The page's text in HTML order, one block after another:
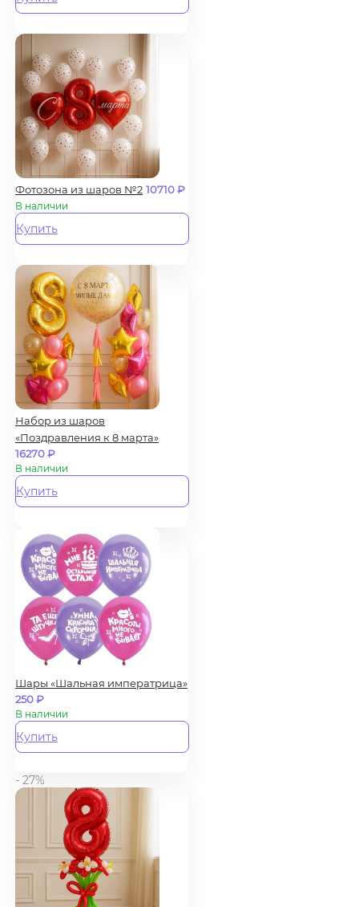
Фотозона из шаров №2 10710₽
В наличии
Купить
Набор из шаров
«Поздравления к 8 марта»
16270₽
В наличии
Купить
Шары «Шальная императрица»
250₽
В наличии
Купить
- 27%